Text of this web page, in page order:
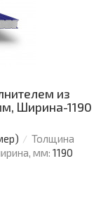
из
Ширина-1190
Толщина
мм: 1190